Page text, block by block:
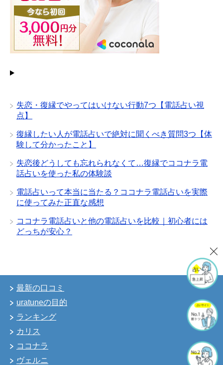
失恋・復縁でやってはいけない行動7つ【電話占い視
点】
復縁したい人が電話占いで絶対に聞くべき質問3つ【体
験して分かったこと】
失恋後どうしても忘れられなくて…復縁でココナラ電
話占いを使った私の体験談
電話占いって本当に当たる？ココナラ電話占いを実際
に使ってみた正直な感想
ココナラ電話占いと他の電話占いを比較｜初心者には
どっちが安心？
最新の口コミ
uratuneの目的
ランキング
カリス
ココナラ
ヴェルニ